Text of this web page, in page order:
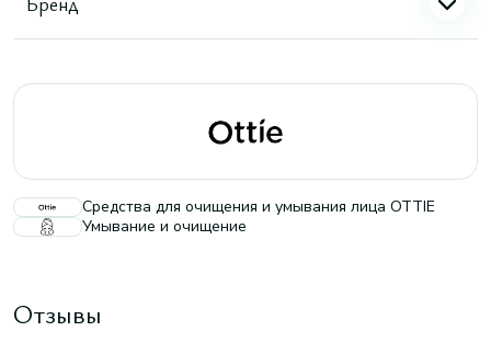
Средства для очищения и умывания лица OTTIE
Умывание и очищение
Отзывы